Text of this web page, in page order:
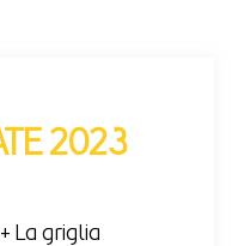
2023
La griglia